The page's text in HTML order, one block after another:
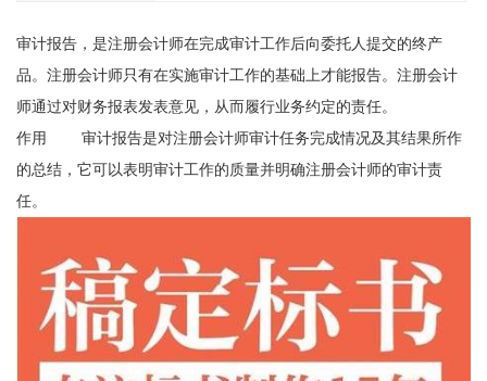
审计报告，是注册会计师在完成审计工作后向委托人提交的终产
品。注册会计师只有在实施审计工作的基础上才能报告。注册会计
师通过对财务报表发表意见，从而履行业务约定的责任。
作用 审计报告是对注册会计师审计任务完成情况及其结果所作
的总结，它可以表明审计工作的质量并明确注册会计师的审计责
任。